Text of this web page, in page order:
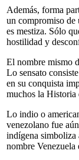
Además, forma
un compromiso de
es mestiza. Sólo
hostilidad y
El nombre mismo
Lo sensato
en su conquista
muchos la Historia
Lo indio o
venezolano fue
indígena simboliza
nombre Venezuela